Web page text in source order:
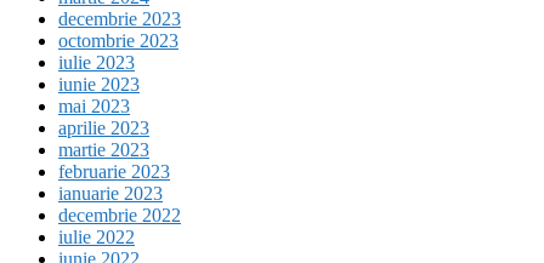
decembrie 2023
octombrie 2023
iulie 2023
iunie 2023
mai 2023
aprilie 2023
martie 2023
februarie 2023
ianuarie 2023
decembrie 2022
iulie 2022
iunie 2022